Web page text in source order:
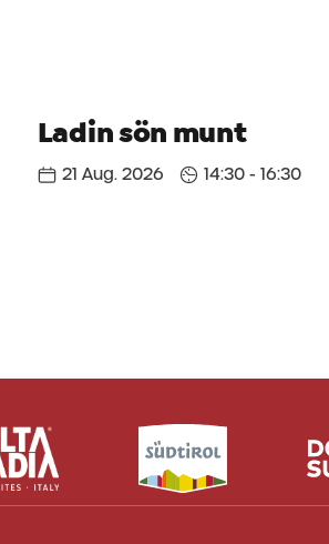
Ladin sön munt
21 Aug. 2026 14:30 - 16:30